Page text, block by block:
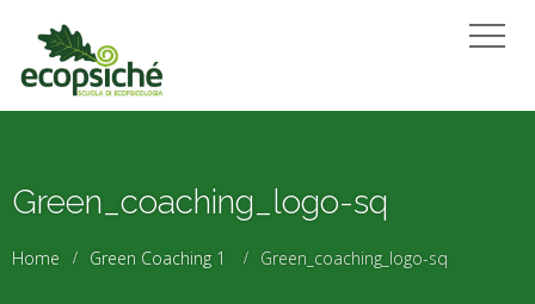
Green_coaching_logo-sq
Home Green Coaching 1 Green_coaching_logo-sq